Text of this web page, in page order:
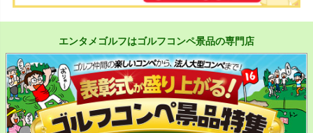
エンタメゴルフはゴルフコンペ景品の専門店